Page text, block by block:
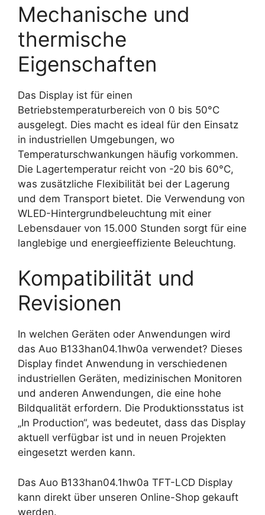
Mechanische und
thermische
Eigenschaften
Das Display ist für einen
Betriebstemperaturbereich von 0 bis 50°C
ausgelegt. Dies macht es ideal für den Einsatz
in industriellen Umgebungen, wo
Temperaturschwankungen häufig vorkommen.
Die Lagertemperatur reicht von -20 bis 60°C,
was zusätzliche Flexibilität bei der Lagerung
und dem Transport bietet. Die Verwendung von
WLED-Hintergrundbeleuchtung mit einer
Lebensdauer von 15.000 Stunden sorgt für eine
langlebige und energieeffiziente Beleuchtung.
Kompatibilität und
Revisionen
In welchen Geräten oder Anwendungen wird
das Auo B133han04.1hw0a verwendet? Dieses
Display findet Anwendung in verschiedenen
industriellen Geräten, medizinischen Monitoren
und anderen Anwendungen, die eine hohe
Bildqualität erfordern. Die Produktionsstatus ist
„In Production“, was bedeutet, dass das Display
aktuell verfügbar ist und in neuen Projekten
eingesetzt werden kann.
Das Auo B133han04.1hw0a TFT-LCD Display
kann direkt über unseren Online-Shop gekauft
werden.